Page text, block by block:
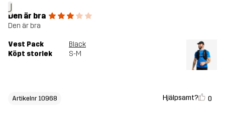
J
Den är bra
Den är bra
Vest Pack
Black
Köpt storlek
S-M
Artikelnr 10968 Hjälpsamt? 0